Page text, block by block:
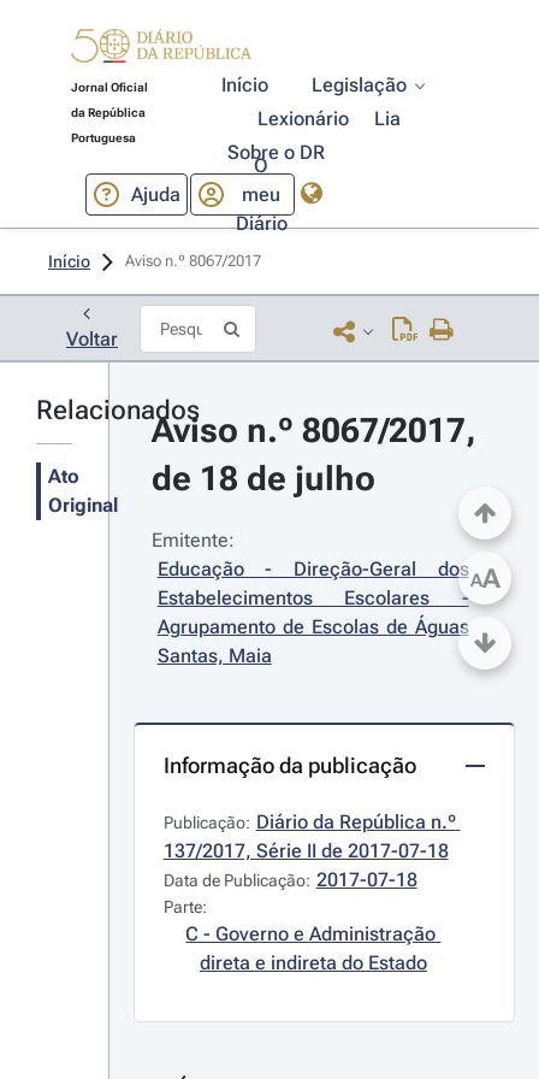
Jornal Oficial
da República
Portuguesa
Início
Legislação
Lexionário
Lia
Sobre o DR
Ajuda
O
meu
Diário
Início Aviso n.º 8067/2017
Voltar
Relacionados
Ato
Original
Aviso n.º 8067/2017,
de 18 de julho
Emitente:
Educação - Direção-Geral dos
Estabelecimentos Escolares -
Agrupamento de Escolas de Águas
Santas, Maia
Informação da publicação
Publicação: Diário da República n.º
137/2017, Série II de 2017-07-18
Data de Publicação: 2017-07-18
Parte:
C - Governo e Administração
direta e indireta do Estado
AA